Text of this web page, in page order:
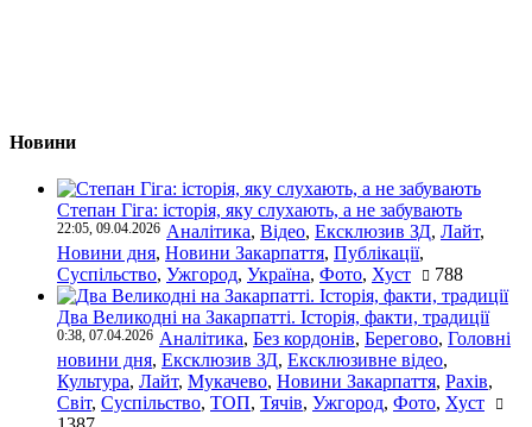
Новини
Степан Гіга: історія, яку слухають, а не забувають
22:05, 09.04.2026 Аналітика, Відео, Ексклюзив ЗД, Лайт,
Новини дня, Новини Закарпаття, Публікації,
Суспільство, Ужгород, Україна, Фото, Хуст 788
Два Великодні на Закарпатті. Історія, факти, традиції
0:38, 07.04.2026 Аналітика, Без кордонів, Берегово, Головні
новини дня, Ексклюзив ЗД, Ексклюзивне відео,
Культура, Лайт, Мукачево, Новини Закарпаття, Рахів,
Світ, Суспільство, ТОП, Тячів, Ужгород, Фото, Хуст